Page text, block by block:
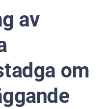
av
om